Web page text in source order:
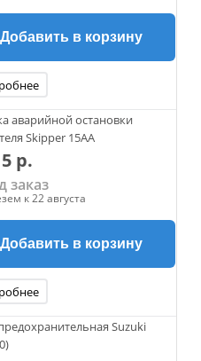
Добавить в корзину
аварийной остановки
Skipper 15АА
р.
заказ
к 22 августа
Добавить в корзину
Suzuki